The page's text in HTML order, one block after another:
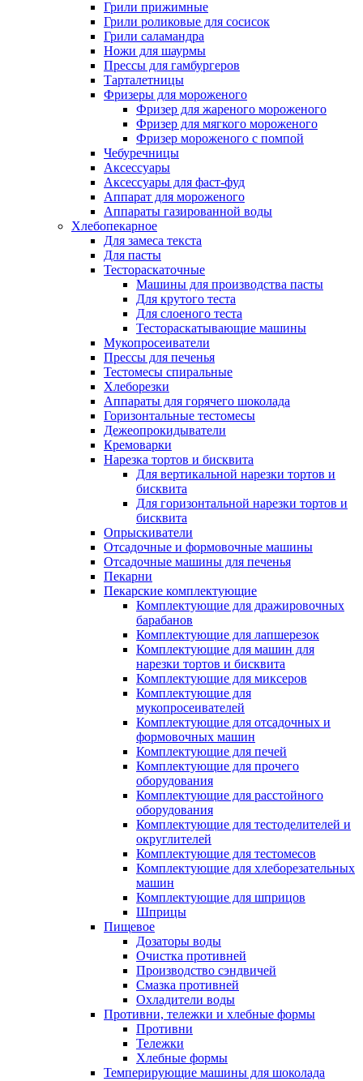
Грили прижимные
Грили роликовые для сосисок
Грили саламандра
Ножи для шаурмы
Прессы для гамбургеров
Тарталетницы
Фризеры для мороженого
Фризер для жареного мороженого
Фризер для мягкого мороженого
Фризер мороженого с помпой
Чебуречницы
Аксессуары
Аксессуары для фаст-фуд
Аппарат для мороженого
Аппараты газированной воды
Хлебопекарное
Для замеса текста
Для пасты
Тестораскаточные
Машины для производства пасты
Для крутого теста
Для слоеного теста
Тестораскатывающие машины
Мукопросеиватели
Прессы для печенья
Тестомесы спиральные
Хлеборезки
Аппараты для горячего шоколада
Горизонтальные тестомесы
Дежеопрокидыватели
Кремоварки
Нарезка тортов и бисквита
Для вертикальной нарезки тортов и
бисквита
Для горизонтальной нарезки тортов и
бисквита
Опрыскиватели
Отсадочные и формовочные машины
Отсадочные машины для печенья
Пекарни
Пекарские комплектующие
Комплектующие для дражировочных
барабанов
Комплектующие для лапшерезок
Комплектующие для машин для
нарезки тортов и бисквита
Комплектующие для миксеров
Комплектующие для
мукопросеивателей
Комплектующие для отсадочных и
формовочных машин
Комплектующие для печей
Комплектующие для прочего
оборудования
Комплектующие для расстойного
оборудования
Комплектующие для тестоделителей и
округлителей
Комплектующие для тестомесов
Комплектующие для хлеборезательных
машин
Комплектующие для шприцов
Шприцы
Пищевое
Дозаторы воды
Очистка противней
Производство сэндвичей
Смазка противней
Охладители воды
Противни, тележки и хлебные формы
Противни
Тележки
Хлебные формы
Темперирующие машины для шоколада